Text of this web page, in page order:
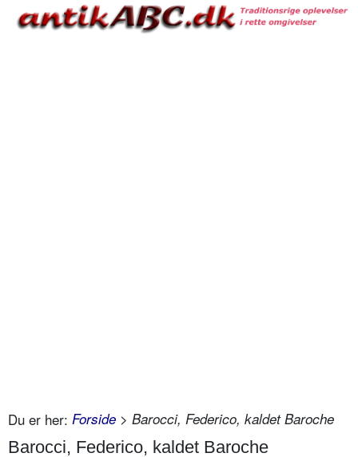
Du er her: Forside > Barocci, Federico, kaldet Baroche
Barocci, Federico, kaldet Baroche